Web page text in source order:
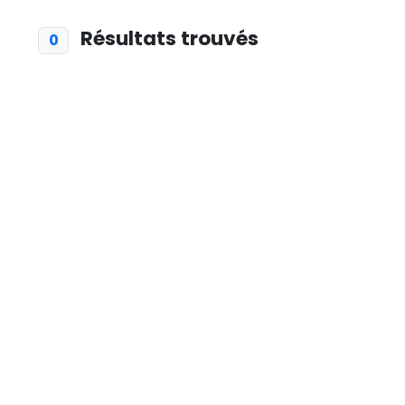
0 Résultats trouvés